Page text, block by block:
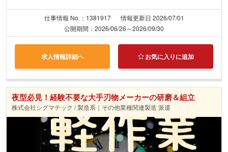
仕事情報 No.：1381917
情報更新日 2026/07/01
公開期間：2026/06/26～2026/09/30
求人情報詳細へ お気に入りに追加
夜型必見！経験不要な大手刃物メーカーの研磨＆組立
株式会社シグマテック / 製造系｜その他業種関連製造 派遣